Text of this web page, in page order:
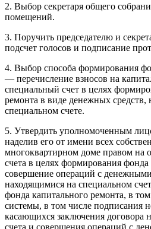
2. Выбор секретаря общего
помещений.
3. Поручить председателю и
подсчет голосов и подписание
4. Выбор способа формирования
— перечисление взносов на
специальный счет в целях
ремонта в виде денежных средств,
специальном счете.
5. Утвердить уполномоченным
наделив его от имени всех
многоквартирном доме правом на
счета в целях формирования
совершение операций с
находящимися на специальном
фонда капитального ремонта, в
системы, в том числе подписания
касающихся заключения договора
счета и совершения операций с